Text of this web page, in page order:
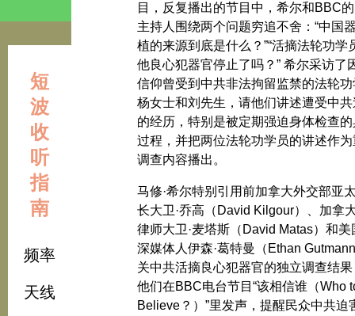
短
波
收
听
指
南
频率
天线
目，反复播出的节目中，希尔和BBC
主持人围绕两个问题穷追不舍：“中国
植的来源到底是什么？”“活摘法轮功学
他良心犯器官停止了吗？” 希尔采访了
信仰曾受到中共非法拘留监禁的法轮功
杨女士和刘先生，请他们讲述遭受中共
的经历，特别是被定期强迫身体检查的
过程，并把两位法轮功学员的讲述作为
调查内容播出。
马修·希尔特别引用前加拿大外交部亚
长大卫·乔高（David Kilgour）、加拿
律师大卫·麦塔斯（David Matas）和美
深媒体人伊森·葛特曼（Ethan
关中共活摘良心犯器官的独立调查结果
他们在BBC电台节目“该相信谁（Who
Believe？）”里发声，提醒民众中共迫